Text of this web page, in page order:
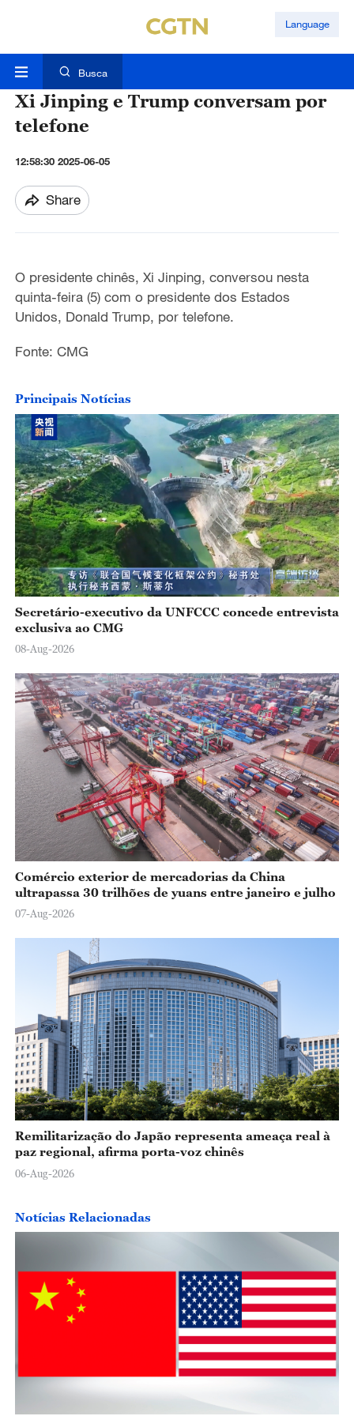
Language
Busca
Xi Jinping e Trump conversam por
telefone
12:58:30 2025-06-05
Share
O presidente chinês, Xi Jinping, conversou nesta
quinta-feira (5) com o presidente dos Estados
Unidos, Donald Trump, por telefone.
Fonte: CMG
Principais Notícias
Secretário-executivo da UNFCCC concede entrevista
exclusiva ao CMG
08-Aug-2026
Comércio exterior de mercadorias da China
ultrapassa 30 trilhões de yuans entre janeiro e julho
07-Aug-2026
Remilitarização do Japão representa ameaça real à
paz regional, afirma porta-voz chinês
06-Aug-2026
Notícias Relacionadas